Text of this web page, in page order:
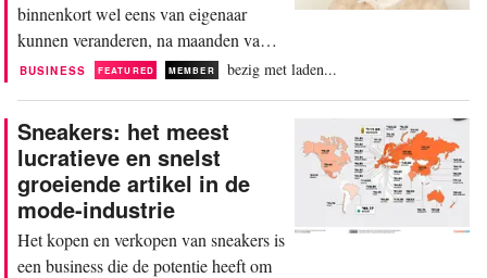
binnenkort wel eens van eigenaar
kunnen veranderen, na maanden van
financiële ups en downs,
een overzicht van het laatste nieuws
rondom de toekomst van het
moederbedrijf van Sandro, Maje, en
Claudie Pierlot. Begin oktober
bevestigde de Chinese...
BUSINESS FEATURED MEMBER bezig met laden...
Sneakers: het meest
lucratieve en snelst
groeiende artikel in de
mode-industrie
Het kopen en verkopen van sneakers is
een business die de potentie heeft om